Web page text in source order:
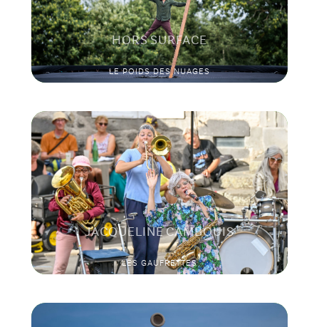
HORS SURFACE
LE POIDS DES NUAGES
JACQUELINE CAMBOUIS
LES GAUFRETTES